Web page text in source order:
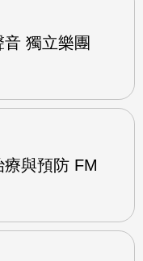
獨立樂團
與預防 FM